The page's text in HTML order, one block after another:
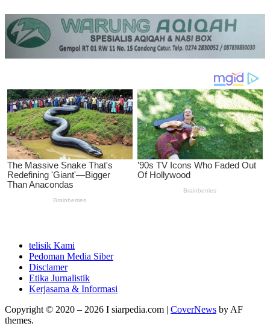
telisik Kami
Pedoman Media Siber
Disclamer
Etika Jurnalistik
Kerjasama & Informasi
Copyright © 2020 – 2026 I siarpedia.com | CoverNews by AF
themes.